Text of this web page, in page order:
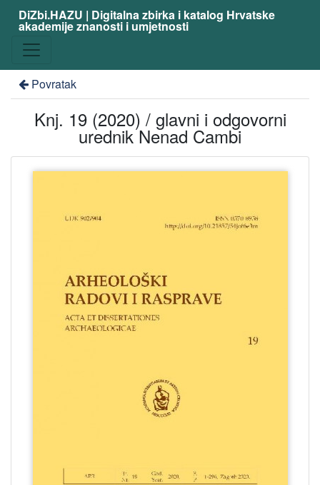
DiZbi.HAZU | Digitalna zbirka i katalog Hrvatske
akademije znanosti i umjetnosti
Povratak
Knj. 19 (2020) / glavni i odgovorni
urednik Nenad Cambi